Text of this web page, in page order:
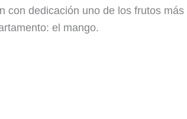
con dedicación uno de los frutos más
el mango.